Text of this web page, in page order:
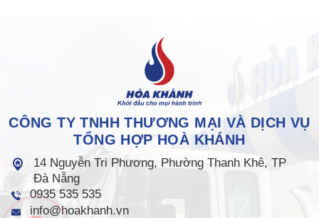
CÔNG TY TNHH THƯƠNG MẠI VÀ DỊCH VỤ
TỔNG HỢP HOÀ KHÁNH
14 Nguyễn Tri Phương, Phường Thanh Khê, TP
Đà Nẵng
0935 535 535
info@hoakhanh.vn